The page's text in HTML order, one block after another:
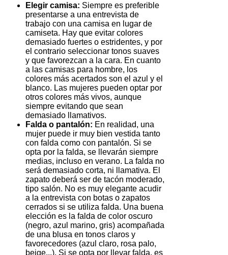
Elegir camisa: Siempre es preferible
presentarse a una entrevista de
trabajo con una camisa en lugar de
camiseta. Hay que evitar colores
demasiado fuertes o estridentes, y por
el contrario seleccionar tonos suaves
y que favorezcan a la cara. En cuanto
a las camisas para hombre, los
colores más acertados son el azul y el
blanco. Las mujeres pueden optar por
otros colores más vivos, aunque
siempre evitando que sean
demasiado llamativos.
Falda o pantalón: En realidad, una
mujer puede ir muy bien vestida tanto
con falda como con pantalón. Si se
opta por la falda, se llevarán siempre
medias, incluso en verano. La falda no
será demasiado corta, ni llamativa. El
zapato deberá ser de tacón moderado,
tipo salón. No es muy elegante acudir
a la entrevista con botas o zapatos
cerrados si se utiliza falda. Una buena
elección es la falda de color oscuro
(negro, azul marino, gris) acompañada
de una blusa en tonos claros y
favorecedores (azul claro, rosa palo,
beige,..). Si se opta por llevar falda, es